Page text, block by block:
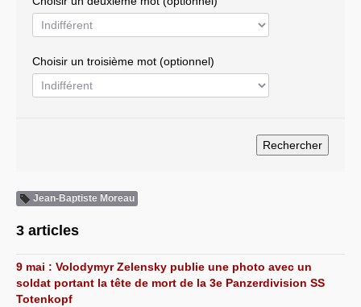
Résistances
Systèmes & société sous contrôle
Choisir un troisième mot (optionnel)
Jean-Baptiste Moreau
3 articles
9 mai : Volodymyr Zelensky publie une photo avec un
soldat portant la tête de mort de la 3e Panzerdivision SS
Totenkopf